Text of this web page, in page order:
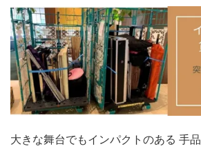
大きな舞台でもインパクトのある 手